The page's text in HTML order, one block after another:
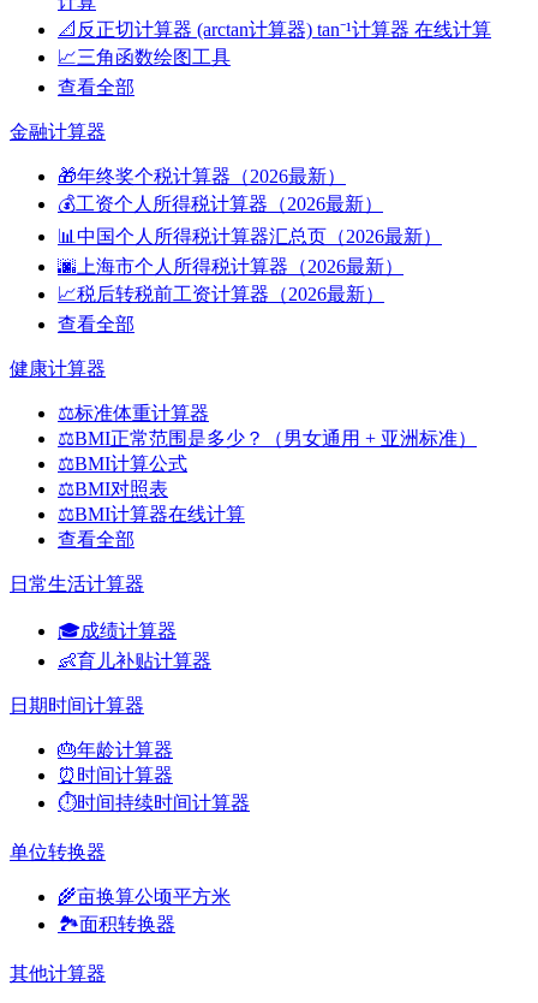
📐 反正切计算器 (arctan计算器) tan⁻¹计算器 在线计算
📈三角函数绘图工具
查看全部
金融计算器
🎁年终奖个税计算器（2026最新）
💰工资个人所得税计算器（2026最新）
📊 中国个人所得税计算器汇总页（2026最新）
🌆 上海市个人所得税计算器（2026最新）
📈税后转税前工资计算器（2026最新）
查看全部
健康计算器
⚖️标准体重计算器
⚖️BMI正常范围是多少？（男女通用 + 亚洲标准）
⚖️BMI计算公式
⚖️BMI对照表
⚖️BMI计算器在线计算
查看全部
日常生活计算器
🎓成绩计算器
👶育儿补贴计算器
日期时间计算器
🎂年龄计算器
⏰ 时间计算器
⏱️时间持续时间计算器
单位转换器
🌾亩换算公顷平方米
🏞️面积转换器
其他计算器